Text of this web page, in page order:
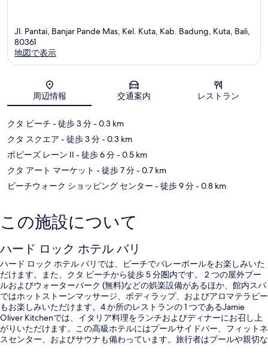
Jl. Pantai, Banjar Pande Mas, Kel. Kuta, Kab. Badung, Kuta, Bali,
80361
地図で表示
周辺情報 交通案内 レストラン
クタ ビーチ - 徒歩 3 分- 0.3 km
クタ スクエア - 徒歩 3 分- 0.3 km
ポピーズ レーン II - 徒歩 6 分- 0.5 km
クタ アート マーケット - 徒歩 7 分- 0.7 km
ビーチウォーク ショッピング センター - 徒歩 9 分- 0.8 km
この施設について
ハード ロック ホテル バリ
ハード ロック ホテル バリでは、ビーチでバレーボールをお楽しみいた
だけます。また、クタ ビーチから徒歩 5 分圏内です。 2 つの屋外プー
ルおよびウォーターパーク (無料)などの娯楽設備があるほか、館内スパ
ではホットストーンマッサージ、ボディラップ、およびアロマテラピー
もお楽しみいただけます。4 か所のレストランの 1 つであるJamie
Oliver Kitchenでは、イタリア料理をランチおよびディナーにお召し上
がりいただけます。この高級ホテルにはプールサイドバー、フィットネ
スセンター、およびサウナも備わっています。旅行者はプールや親切な